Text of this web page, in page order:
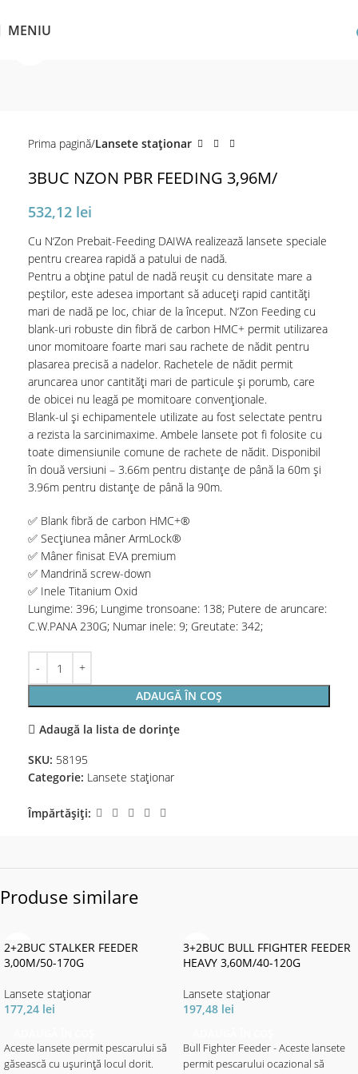
MENIU
Prima pagină Lansete staţionar
3BUC NZON PBR FEEDING 3,96M/
532,12 lei
Cu N‘Zon Prebait-Feeding DAIWA realizează lansete speciale
pentru crearea rapidă a patului de nadă.
Pentru a obține patul de nadă reușit cu densitate mare a
peștilor, este adesea important să aduceți rapid cantități
mari de nadă pe loc, chiar de la început. N‘Zon Feeding cu
blank-uri robuste din fibră de carbon HMC+ permit utilizarea
unor momitoare foarte mari sau rachete de nădit pentru
plasarea precisă a nadelor. Rachetele de nădit permit
aruncarea unor cantități mari de particule și porumb, care
de obicei nu leagă pe momitoare convenționale.
Blank-ul și echipamentele utilizate au fost selectate pentru
a rezista la sarcinimaxime. Ambele lansete pot fi folosite cu
toate dimensiunile comune de rachete de nădit. Disponibil
în două versiuni – 3.66m pentru distanțe de până la 60m și
3.96m pentru distanțe de până la 90m.
✅ Blank fibră de carbon HMC+®
✅ Secțiunea mâner ArmLock®
✅ Mâner finisat EVA premium
✅ Mandrină screw-down
✅ Inele Titanium Oxid
Lungime: 396; Lungime tronsoane: 138; Putere de aruncare:
C.W.PANA 230G; Numar inele: 9; Greutate: 342;
ADAUGĂ ÎN COȘ
Adaugă la lista de dorințe
SKU: 58195
Categorie: Lansete staţionar
Împărtășiți:
Produse similare
2+2BUC STALKER FEEDER
3,00M/50-170G
Lansete staţionar
177,24 lei
Aceste lansete permit pescarului să
găsească cu ușurință locul dorit.
3+2BUC BULL FFIGHTER FEEDER
HEAVY 3,60M/40-120G
Lansete staţionar
197,48 lei
Bull Fighter Feeder - Aceste lansete
permit pescarului ocazional să